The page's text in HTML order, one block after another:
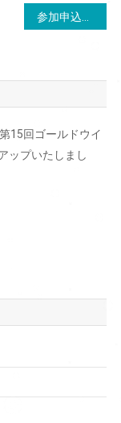
15回ゴールドウイ
ップいたしまし